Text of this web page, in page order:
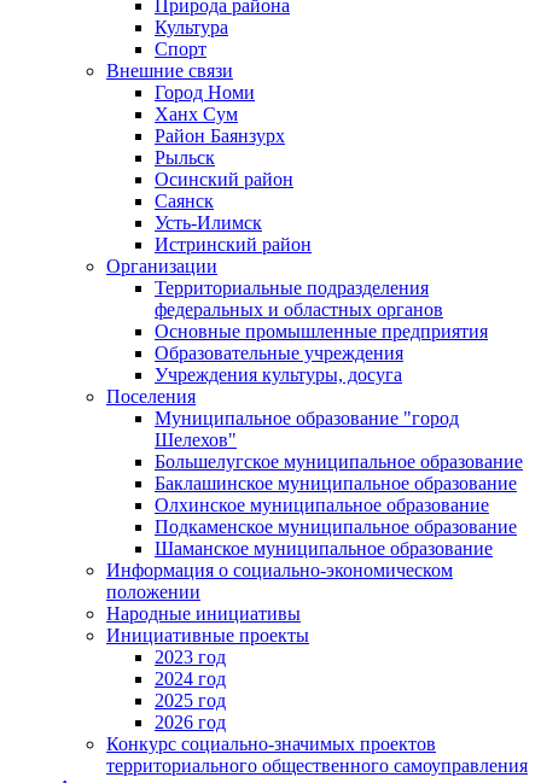
Природа района
Культура
Спорт
Внешние связи
Город Номи
Ханх Сум
Район Баянзурх
Рыльск
Осинский район
Саянск
Усть-Илимск
Истринский район
Организации
Территориальные подразделения
федеральных и областных органов
Основные промышленные предприятия
Образовательные учреждения
Учреждения культуры, досуга
Поселения
Муниципальное образование "город
Шелехов"
Большелугское муниципальное образование
Баклашинское муниципальное образование
Олхинское муниципальное образование
Подкаменское муниципальное образование
Шаманское муниципальное образование
Информация о социально-экономическом
положении
Народные инициативы
Инициативные проекты
2023 год
2024 год
2025 год
2026 год
Конкурс социально-значимых проектов
территориального общественного самоуправления